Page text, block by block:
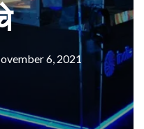
6, 2021